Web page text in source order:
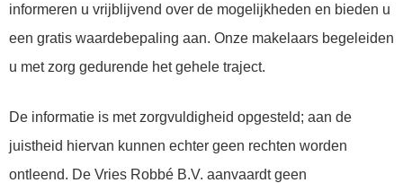
informeren u vrijblijvend over de mogelijkheden en bieden u
een gratis waardebepaling aan. Onze makelaars begeleiden
u met zorg gedurende het gehele traject.
De informatie is met zorgvuldigheid opgesteld; aan de
juistheid hiervan kunnen echter geen rechten worden
ontleend. De Vries Robbé B.V. aanvaardt geen